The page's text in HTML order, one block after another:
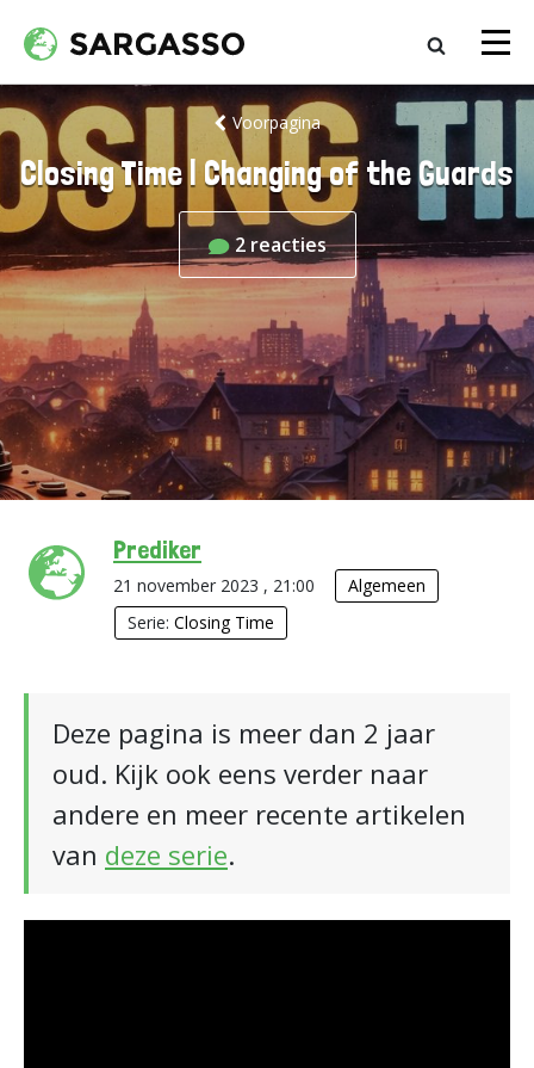
Voorpagina
Closing Time | Changing of the Guards
2 reacties
Prediker
21 november 2023 , 21:00
Algemeen
Serie: Closing Time
Deze pagina is meer dan 2 jaar
oud. Kijk ook eens verder naar
andere en meer recente artikelen
van deze serie.